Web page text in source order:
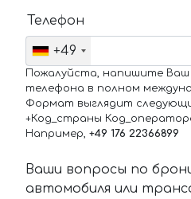
Телефон
+49
Пожалуйста, напишите
телефона в полном
Формат выглядит
+Код_страны
Например, +49 176 22366899
Ваши вопросы по
автомобиля или